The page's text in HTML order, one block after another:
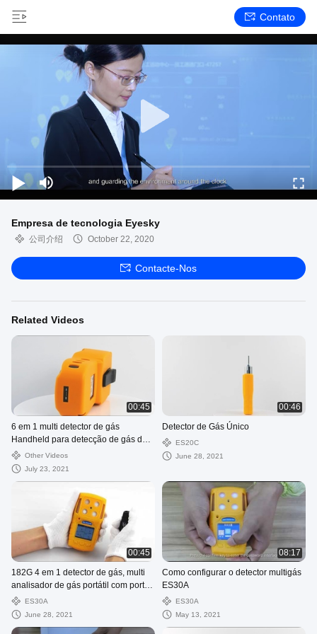
Contato
Empresa de tecnologia Eyesky
公司介绍 October 22, 2020
Contacte-Nos
Related Videos
00:45
6 em 1 multi detector de gás
Handheld para detecção de gás de
Lel O2 H2s Nh3 Voc Co
Other Videos
July 23, 2021
00:46
Detector de Gás Único
ES20C
June 28, 2021
00:45
182G 4 em 1 detector de gás, multi
analisador de gás portátil com porta
do carregador de USB
ES30A
June 28, 2021
08:17
Como configurar o detector multigás
ES30A
ES30A
May 13, 2021